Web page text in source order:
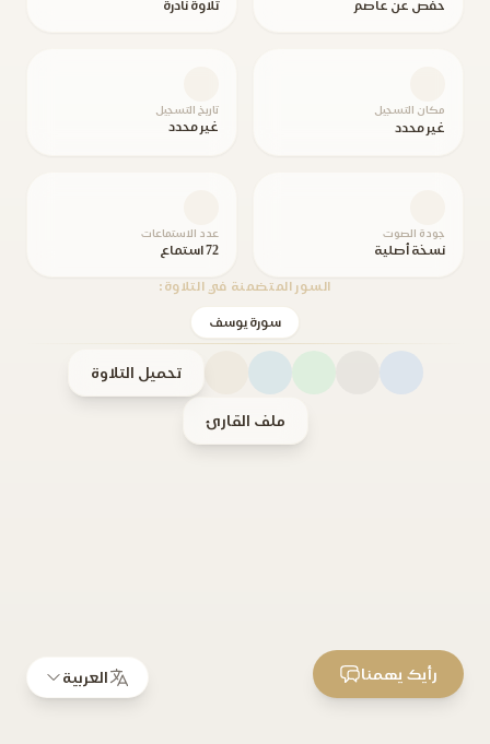
حفص عن عاصم تلاوة نادرة
مكان التسجيل
غير محدد
تاريخ التسجيل
غير محدد
جودة الصوت
نسخة أصلية
عدد الاستماعات
72 استماع
السور المتضمنة في التلاوة:
سورة يوسف
تحميل التلاوة
ملف القارئ
العربية رأيك يهمنا